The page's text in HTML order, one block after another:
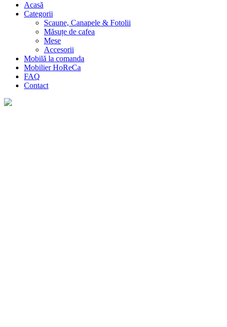
Acasă
Categorii
Scaune, Canapele & Fotolii
Măsuțe de cafea
Mese
Accesorii
Mobilă la comanda
Mobilier HoReCa
FAQ
Contact